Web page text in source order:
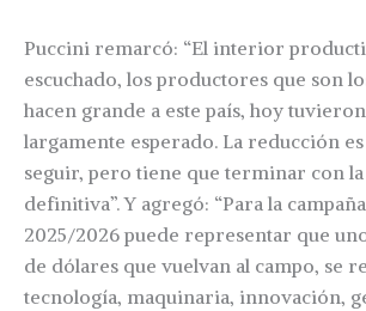
Puccini remarcó: “El interior
escuchado, los productores que son
hacen grande a este país, hoy
largamente esperado. La reducción
seguir, pero tiene que terminar con
definitiva”. Y agregó: “Para la
2025/2026 puede representar que
de dólares que vuelvan al campo, se
tecnología, maquinaria, innovación,